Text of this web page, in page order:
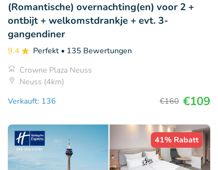
(Romantische) overnachting(en) voor 2 +
ontbijt + welkomstdrankje + evt. 3-
gangendiner
9.4 Perfekt • 135 Bewertungen
Crowne Plaza Neuss
Neuss (4km)
Verkauft: 136
€160 €109
41% Rabatt